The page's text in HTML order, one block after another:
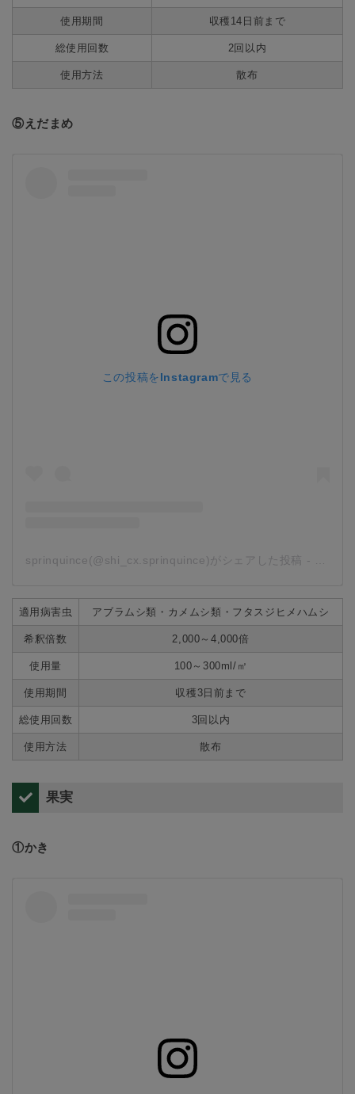
使用期間 収穫14日前まで
総使用回数 2回以内
使用方法 散布
⑤えだまめ
この投稿をInstagramで見る
sprinquince(@shi_cx.sprinquince)がシェアした投稿 -
適用病害虫 アブラムシ類・カメムシ類・フタスジヒメハムシ
希釈倍数 2,000～4,000倍
使用量 100～300ml/㎡
使用期間 収穫3日前まで
総使用回数 3回以内
使用方法 散布
果実
①かき